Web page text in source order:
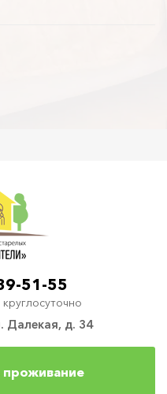
Далекая, д. 34
51-55
проживание